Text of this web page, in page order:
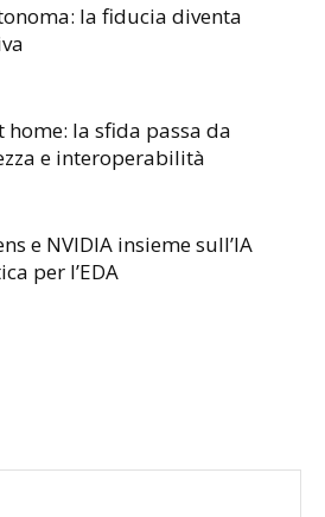
la fiducia diventa
home: la sfida passa da
e interoperabilità
e NVIDIA insieme sull’IA
per l’EDA